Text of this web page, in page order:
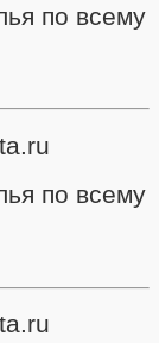
по всему
по всему